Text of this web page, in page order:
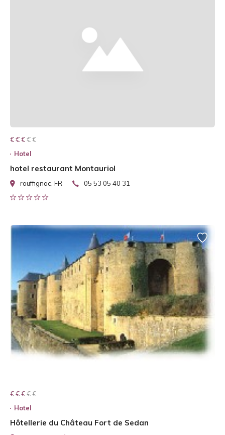
€ € € € €
€ € €
Hotel
hotel restaurant Montauriol
rouffignac, FR 05 53 05 40 31
€ € € € €
€ € €
Hotel
Hôtellerie du Château Fort de Sedan